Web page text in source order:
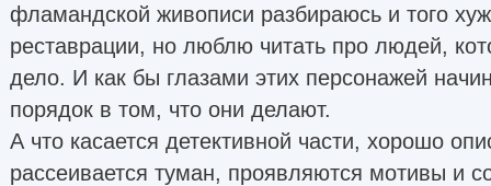
фламандской живописи разбираюсь и того
реставрации, но люблю читать про людей,
дело. И как бы глазами этих персонажей
порядок в том, что они делают.
А что касается детективной части, хорошо
рассеивается туман, проявляются мотивы и